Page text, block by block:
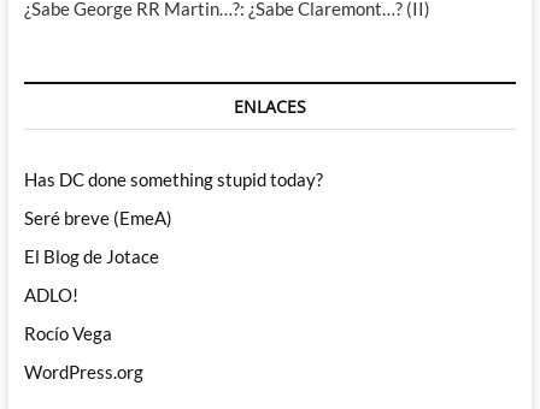
¿Sabe George RR Martin…?: ¿Sabe Claremont…? (II)
ENLACES
Has DC done something stupid today?
Seré breve (EmeA)
El Blog de Jotace
ADLO!
Rocío Vega
WordPress.org